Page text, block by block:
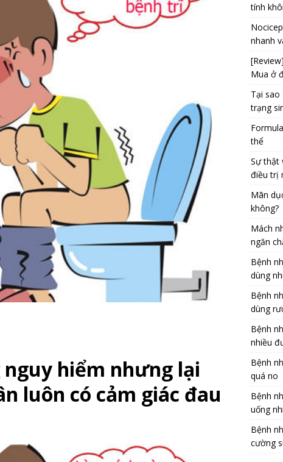
hiểm nhưng lại
luôn có cảm giác đau
tính
nhanh
Mua ở
Tại sao
trạng
thể
Sự thật
điều trị
Mãn
không?
Mách
ngăn
Bệnh
dùng
Bệnh
dùng
Bệnh
nhiều
Bệnh
quá no
Bệnh
uống
Bệnh
cường